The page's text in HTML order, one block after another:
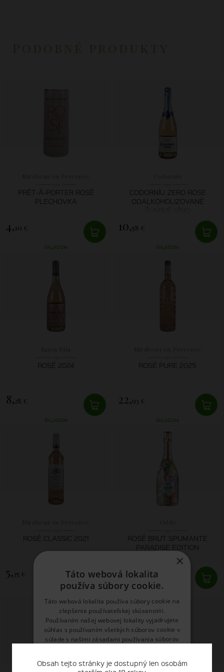
PRÊT-À-PORTER ROSÉ
PLECHOVKA
4, 10 €
SKLADOM
CODORNÍU ZERO ROSE
ODALKOHOLIZOVANÉ
10,58 €
SKLADOM
ROSÉ 2024
8,28 €
SKLADOM
ROSÉ PURE 2025
22,93 €
SKLADOM
ROSÉ CLASSIC 2021
5, 35 €
SKLADOM
ROSÉ BRUT SPUMANTE
PARADISE EDITION
12,96 €
Obsah tejto stránky je dostupný len osobám
×
Táto webová lokalita
používa súbory cookie.
Táto webová lokalita používa súbory cookie na
zlepšenie používateľskej skúsenosti.
Používaním našej webovej lokality vyjadrujete
súhlas s používaním všetkých súborov cookie v
súlade s našimi zásadami používania súborov